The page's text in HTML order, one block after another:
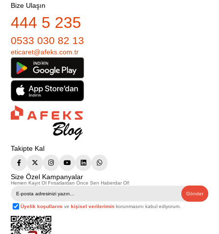
Bize Ulaşın
444 5 235
0533 030 82 13
eticaret@afeks.com.tr
Takipte Kal
Size Özel Kampanyalar
Hemen Kayıt Ol Fırsatlardan Önce Sen Haberdar Ol!
Gönder
Üyelik koşullarını vekişisel verilerimin korunmasını kabul ediyorum.